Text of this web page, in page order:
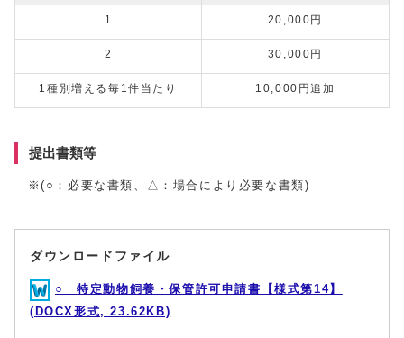
1 20,000円
2 30,000円
1種別増える毎1件当たり 10,000円追加
提出書類等
※(○：必要な書類、△：場合により必要な書類)
ダウンロードファイル
○ 特定動物飼養・保管許可申請書【様式第14】
(DOCX形式, 23.62KB)